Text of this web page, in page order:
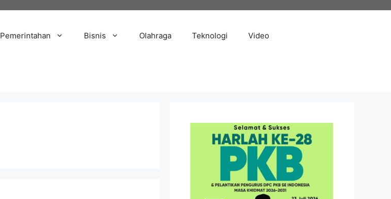
Pemerintahan Bisnis Olahraga Teknologi Video